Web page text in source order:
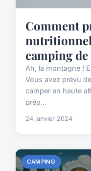
Comment
camping
Ah, la montagne !
Vous avez prévu
camper en haute
prép...
24 janvier 2024
CAMPING